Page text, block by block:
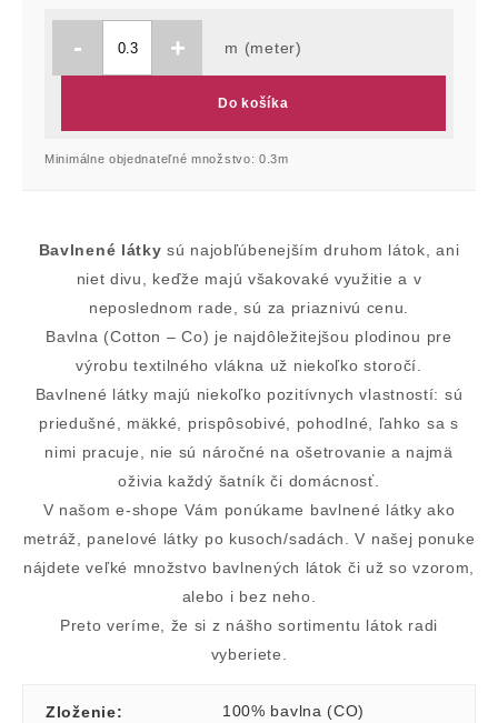
- + m (meter)
Do košíka
Minimálne objednateľné množstvo: 0.3m
Bavlnené látky sú najobľúbenejším druhom látok, ani
niet divu, keďže majú všakovaké využitie a v
neposlednom rade, sú za priaznivú cenu.
Bavlna (Cotton – Co) je najdôležitejšou plodinou pre
výrobu textilného vlákna už niekoľko storočí.
Bavlnené látky majú niekoľko pozitívnych vlastností: sú
priedušné, mäkké, prispôsobivé, pohodlné, ľahko sa s
nimi pracuje, nie sú náročné na ošetrovanie a najmä
oživia každý šatník či domácnosť.
V našom e-shope Vám ponúkame bavlnené látky ako
metráž, panelové látky po kusoch/sadách. V našej ponuke
nájdete veľké množstvo bavlnených látok či už so vzorom,
alebo i bez neho.
Preto veríme, že si z nášho sortimentu látok radi
vyberiete.
Zloženie:
100% bavlna (CO)